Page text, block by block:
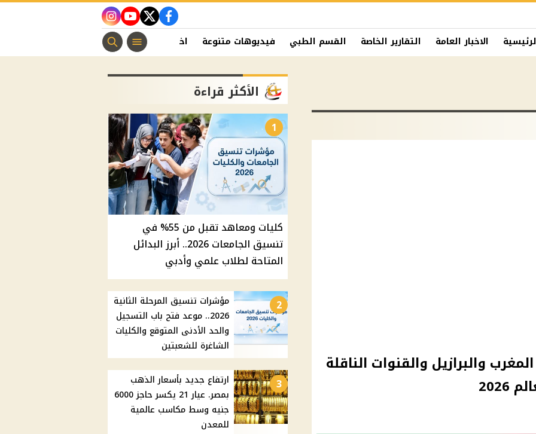
facebook
twitter
youtube
instagram
الاخبار العامة التقارير الخاصة القسم الطبي فيديوهات متنوعة اخبار الفن منوعات مسيحية
والبرازيل والقنوات الناقلة
الأكثر قراءة
1
كليات ومعاهد تقبل من 55% في
تنسيق الجامعات 2026.. أبرز البدائل
المتاحة لطلاب علمي وأدبي
2
مؤشرات تنسيق المرحلة الثانية
2026.. موعد فتح باب التسجيل
والحد الأدنى المتوقع والكليات
الشاغرة للشعبتين
3
ارتفاع جديد بأسعار الذهب
بمصر. عيار 21 يكسر حاجز 6000
جنيه وسط مكاسب عالمية
للمعدن